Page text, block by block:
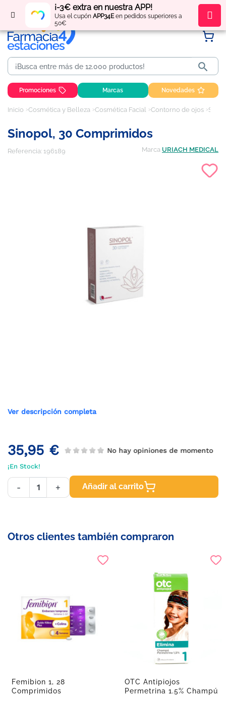
¡-3€ extra en nuestra APP!
Usa el cupón APP34Een pedidos superiores a
50€
Regístratey obténpuntos por tus compras

Promociones Marcas Novedades
Inicio Cosmética y Belleza Cosmética Facial Contorno de ojos
Sinopol, 30 Comprimidos
Referencia: 196189 Marca URIACH MEDICAL
Ver descripción completa
35,95 € No hay opiniones de momento
¡En Stock!
- + Añadir al carrito
Otros clientes también compraron
Femibion 1, 28
Comprimidos
OTC Antipiojos
Permetrina 1.5% Champú